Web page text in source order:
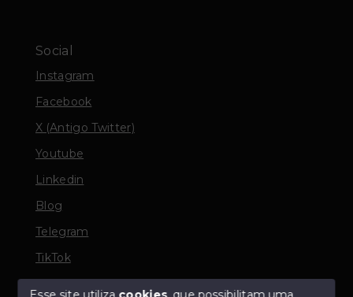
Social
Instagram
Facebook
X (Antigo Twitter)
Youtube
Linkedin
Blog
Telegram
TikTok